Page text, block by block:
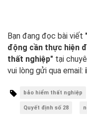
Bạn đang đọc bài viết
động cần thực hiện
thất nghiệp" tại
vui lòng gửi qua email:
bảo hiểm thất nghiệp
Quyết định số 28